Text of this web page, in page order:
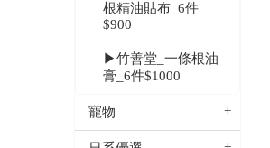
根精油貼布_6件
$900
▶竹善堂_一條根油
膏_6件$1000
寵物